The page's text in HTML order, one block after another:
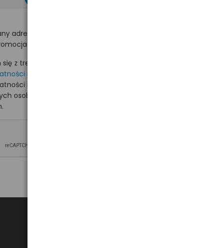
adres e-mail
na hurt.com.pl.
z treścią i akceptuję
i wyrażam zgodę
osobowych na